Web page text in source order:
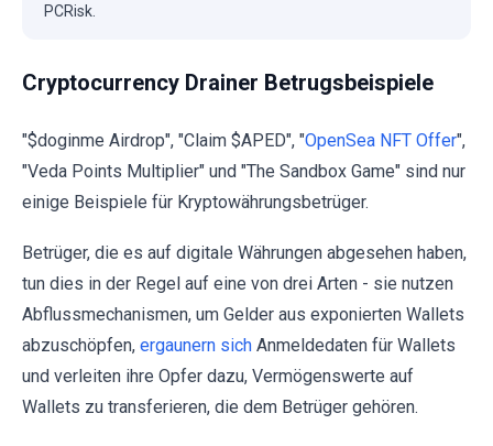
PCRisk.
Cryptocurrency Drainer Betrugsbeispiele
"$doginme Airdrop", "Claim $APED", "OpenSea NFT Offer",
"Veda Points Multiplier" und "The Sandbox Game" sind nur
einige Beispiele für Kryptowährungsbetrüger.
Betrüger, die es auf digitale Währungen abgesehen haben,
tun dies in der Regel auf eine von drei Arten - sie nutzen
Abflussmechanismen, um Gelder aus exponierten Wallets
abzuschöpfen, ergaunern sich Anmeldedaten für Wallets
und verleiten ihre Opfer dazu, Vermögenswerte auf
Wallets zu transferieren, die dem Betrüger gehören.